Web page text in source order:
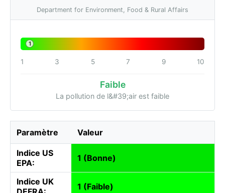
Department for Environment, Food & Rural Affairs
1
1 3 5 7 9 10
Faible
La pollution de l&#39;air est faible
Paramètre Valeur
Indice US
EPA:
1 (Bonne)
Indice UK
1 (Faible)